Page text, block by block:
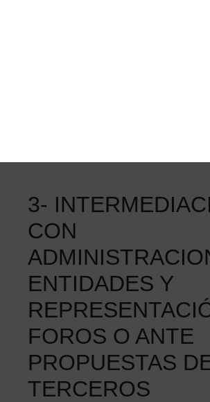
3-
CON
ENTIDADES Y
FOROS O ANTE
PROPUESTAS
TERCEROS